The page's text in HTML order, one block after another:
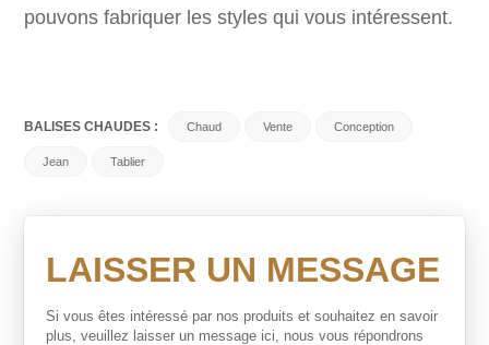
pouvons fabriquer les styles qui vous intéressent.
BALISES CHAUDES : Chaud Vente Conception
Jean Tablier
LAISSER UN MESSAGE
Si vous êtes intéressé par nos produits et souhaitez en savoir
plus, veuillez laisser un message ici, nous vous répondrons